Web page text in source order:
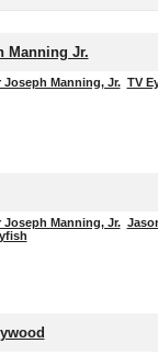
Manning Jr.
Joseph Manning, Jr. TV
Joseph Manning, Jr.